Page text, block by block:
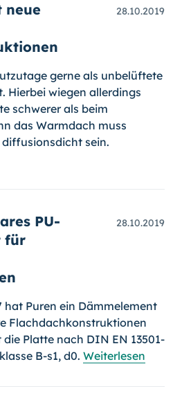
neue
28.10.2019
gerne als unbelüftete
Hierbei wiegen allerdings
schwe­rer als beim
das Warmdach muss
sein.
PU-
für
28.10.2019
hat Puren ein Dämmelement
Flachdachkonstruktionen
Platte nach DIN EN 13501-
B-s1, d0. Weiterlesen